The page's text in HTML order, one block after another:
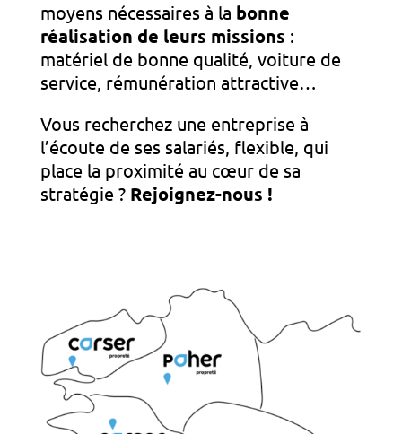
moyens nécessaires à la bonne
réalisation de leurs missions :
matériel de bonne qualité, voiture de
service, rémunération attractive…
Vous recherchez une entreprise à
l’écoute de ses salariés, flexible, qui
place la proximité au cœur de sa
stratégie ? Rejoignez-nous !